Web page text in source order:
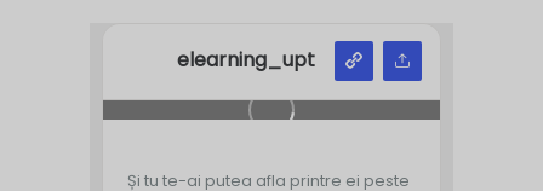
elearning_upt
Și tu te-ai putea afla printre ei peste